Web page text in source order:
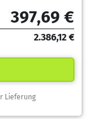
397,69 €
2.386,12 €
Lieferung